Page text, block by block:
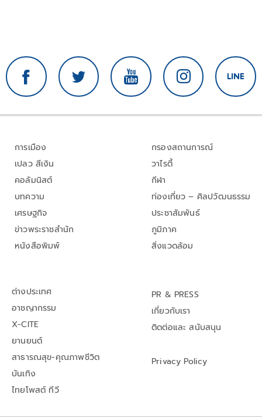
การเมือง
เปลว สีเงิน
คอลัมนิสต์
บทความ
เศรษฐกิจ
ข่าวพระราชสำนัก
หนังสือพิมพ์
กรองสถานการณ์
วาไรตี้
กีฬา
ท่องเที่ยว – ศิลปวัฒนธรรม
ประชาสัมพันธ์
ภูมิภาค
สิ่งแวดล้อม
ต่างประเทศ
อาชญากรรม
X-CITE
ยานยนต์
สาธารณสุข-คุณภาพชีวิต
บันเทิง
ไทยโพสต์ ทีวี
PR & PRESS
เกี่ยวกับเรา
ติดต่อและ สนับสนุน
Privacy Policy